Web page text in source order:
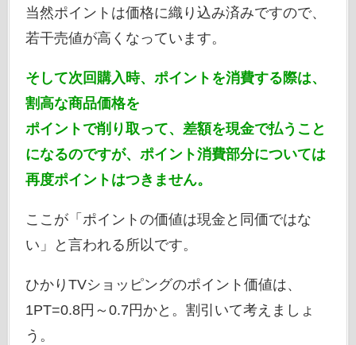
当然ポイントは価格に織り込み済みですので、
若干売値が高くなっています。
そして次回購入時、ポイントを消費する際は、
割高な商品価格を
ポイントで削り取って、差額を現金で払うこと
になるのですが、ポイント消費部分については
再度ポイントはつきません。
ここが「ポイントの価値は現金と同価ではな
い」と言われる所以です。
ひかりTVショッピングのポイント価値は、
1PT=0.8円～0.7円かと。割引いて考えましょ
う。